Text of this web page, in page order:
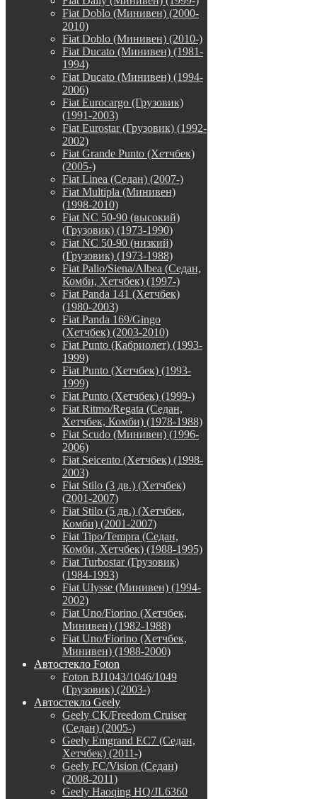
Fiat Doblo (Минивен) (2000-
2010)
Fiat Doblo (Минивен) (2010-)
Fiat Ducato (Минивен) (1981-
1994)
Fiat Ducato (Минивен) (1994-
2006)
Fiat Eurocargo (Грузовик)
(1991-2003)
Fiat Eurostar (Грузовик) (1992-
2002)
Fiat Grande Punto (Хетчбек)
(2005-)
Fiat Linea (Седан) (2007-)
Fiat Multipla (Минивен)
(1998-2010)
Fiat NC 50-90 (высокий)
(Грузовик) (1973-1990)
Fiat NC 50-90 (низкий)
(Грузовик) (1973-1988)
Fiat Palio/Siena/Albea (Седан,
Комби, Хетчбек) (1997-)
Fiat Panda 141 (Хетчбек)
(1980-2003)
Fiat Panda 169/Gingo
(Хетчбек) (2003-2010)
Fiat Punto (Кабриолет) (1993-
1999)
Fiat Punto (Хетчбек) (1993-
1999)
Fiat Punto (Хетчбек) (1999-)
Fiat Ritmo/Regata (Седан,
Хетчбек, Комби) (1978-1988)
Fiat Scudo (Минивен) (1996-
2006)
Fiat Seicento (Хетчбек) (1998-
2003)
Fiat Stilo (3 дв.) (Хетчбек)
(2001-2007)
Fiat Stilo (5 дв.) (Хетчбек,
Комби) (2001-2007)
Fiat Tipo/Tempra (Седан,
Комби, Хетчбек) (1988-1995)
Fiat Turbostar (Грузовик)
(1984-1993)
Fiat Ulysse (Минивен) (1994-
2002)
Fiat Uno/Fiorino (Хетчбек,
Минивен) (1982-1988)
Fiat Uno/Fiorino (Хетчбек,
Минивен) (1988-2000)
Автостекло Foton
Foton BJ1043/1046/1049
(Грузовик) (2003-)
Автостекло Geely
Geely CK/Freedom Cruiser
(Седан) (2005-)
Geely Emgrand EC7 (Седан,
Хетчбек) (2011-)
Geely FC/Vision (Седан)
(2008-2011)
Geely Haoqing HQ/JL6360